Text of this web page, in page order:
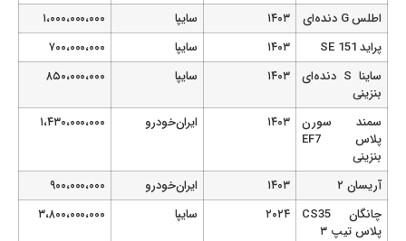
اطلس G دنده‌ای ۱۴۰۳ سایپا
۱،۰۰۰،۰۰۰،۰۰۰
پراید SE 151
۱۴۰۳ سایپا
۷۰۰،۰۰۰،۰۰۰
ساینا S دنده‌ای
بنزینی
۱۴۰۳ سایپا ۸۵۰،۰۰۰،۰۰۰
سمند سورن
پلاس EF7
بنزینی
۱۴۰۳ ایران‌خودرو ۱،۴۳۰،۰۰۰،۰۰۰
آریسان ۲ ۱۴۰۳ ایران‌خودرو
۹۰۰،۰۰۰،۰۰۰
چانگان CS35
پلاس تیپ ۳
۲۰۲۴ سایپا ۳،۸۰۰،۰۰۰،۰۰۰